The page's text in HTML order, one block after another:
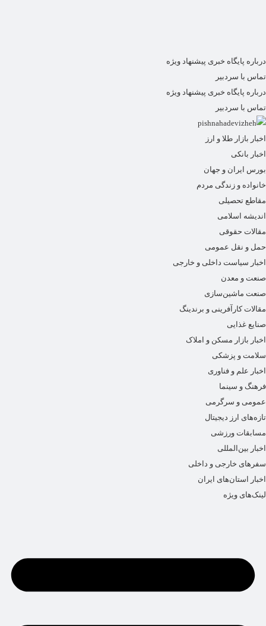
درباره پایگاه خبری پیشنهاد ویژه
تماس با سردبیر
درباره پایگاه خبری پیشنهاد ویژه
تماس با سردبیر
اخبار بازار طلا و ارز
اخبار بانکی
بورس ایران و جهان
خانواده و زندگی مردم
مقاطع تحصیلی
اندیشه اسلامی
مقالات حقوقی
حمل و نقل عمومی
اخبار سیاست داخلی و خارجی
صنعت و معدن
صنعت ماشین‌سازی
مقالات کارآفرینی و برندینگ
صنایع غذایی
اخبار بازار مسکن و املاک
سلامت و پزشکی
اخبار علم و فناوری
فرهنگ و سینما
عمومی و سرگرمی
تازه‌های ارز دیجیتال
مسابقات ورزشی
اخبار بین‌المللی
سفرهای خارجی و داخلی
اخبار استان‌های ایران
لینک‌های ویژه